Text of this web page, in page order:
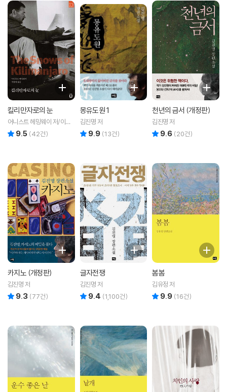
킬리만자로의 눈
어니스트 헤밍웨이 저/이정
서 역9.5 (42건)
몽유도원 1
김진명 저
9.9 (13건)
천년의 금서 (개정판)
김진명 저
9.6 (20건)
카지노 (개정판)
김진명 저
9.3 (77건)
글자전쟁
김진명 저
9.4 (1,100건)
봄봄
김유정 저
9.9 (16건)